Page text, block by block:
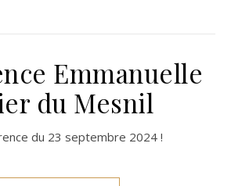
Emmanuelle
du Mesnil
du 23 septembre 2024 !